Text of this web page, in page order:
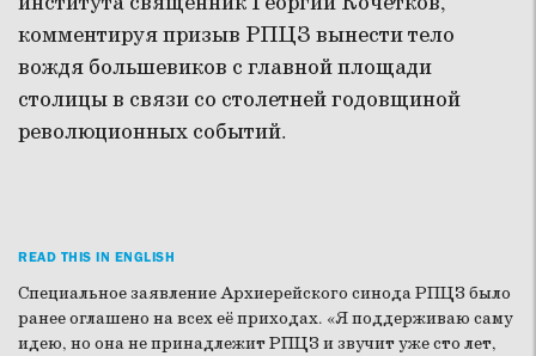
комментируя призыв РПЦЗ вынести тело
вождя большевиков с главной площади
столицы в связи со столетней годовщиной
революционных событий.
READ THIS IN ENGLISH
Специальное заявление Архиерейского синода РПЦЗ было
ранее оглашено на всех её приходах. «Я поддерживаю саму
идею, но она не принадлежит РПЦЗ и звучит уже сто лет,